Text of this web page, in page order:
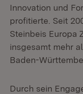
Innovation und
profitierte. Seit
Steinbeis Europa
insgesamt mehr
Baden-
Durch sein